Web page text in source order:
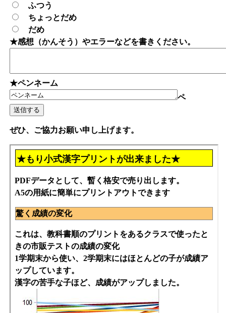
ふつう
ちょっとだめ
だめ
★感想（かんそう）やエラーなどを書きください。
★ペンネーム
ペ
ぜひ、ご協力お願い申し上げます。